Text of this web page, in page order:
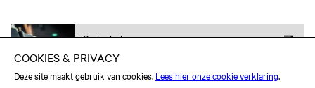
Onderdeel van
Film